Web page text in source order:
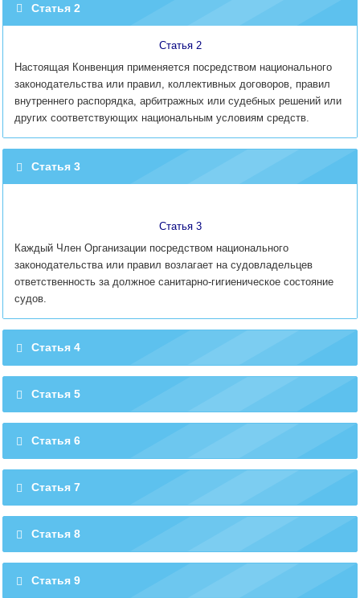
Статья 2
Статья 2
Настоящая Конвенция применяется посредством национального
законодательства или правил, коллективных договоров, правил
внутреннего распорядка, арбитражных или судебных решений или
других соответствующих национальным условиям средств.
Статья 3
Статья 3
Каждый Член Организации посредством национального
законодательства или правил возлагает на судовладельцев
ответственность за должное санитарно-гигиеническое состояние
судов.
Статья 4
Статья 5
Статья 6
Статья 7
Статья 8
Статья 9